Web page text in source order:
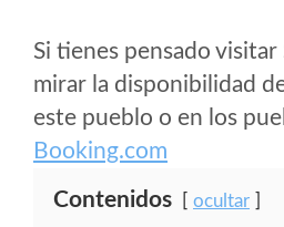
Si tienes pensado visitar
mirar la disponibilidad
este pueblo o en los
Booking.com
Contenidos ocultar